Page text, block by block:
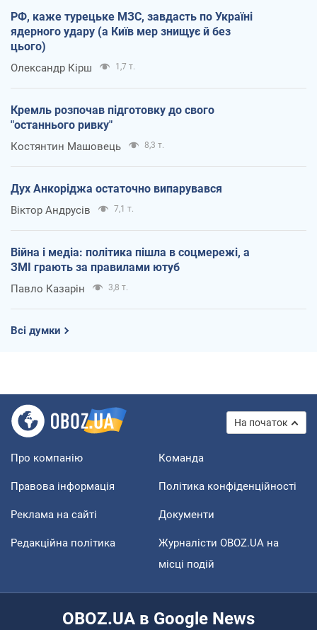
РФ, каже турецьке МЗС, завдасть по Україні
ядерного удару (а Київ мер знищує й без
цього)
Олександр Кірш 1,7 т.
Кремль розпочав підготовку до свого
"останнього ривку"
Костянтин Машовець 8,3 т.
Дух Анкоріджа остаточно випарувався
Віктор Андрусів 7,1 т.
Війна і медіа: політика пішла в соцмережі, а
ЗМІ грають за правилами ютуб
Павло Казарін 3,8 т.
Всі думки
На початок
Про компанію Команда
Правова інформація Політика конфіденційності
Реклама на сайті Документи
Редакційна політика
Журналісти OBOZ.UA на
місці подій
OBOZ.UA в Google News